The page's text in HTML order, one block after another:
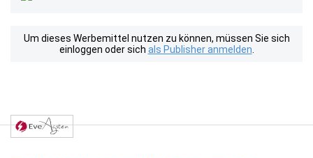
Um dieses Werbemittel nutzen zu können, müssen Sie sich
einloggen oder sich als Publisher anmelden